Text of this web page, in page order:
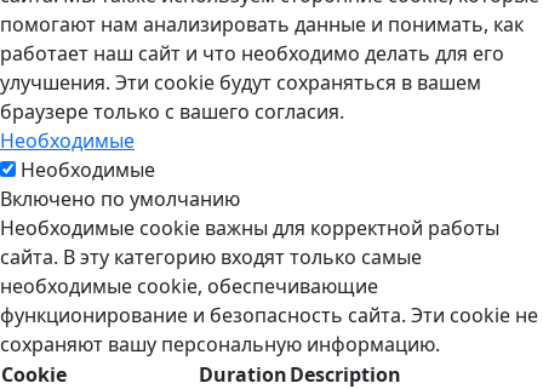
помогают нам анализировать данные и понимать, как
работает наш сайт и что необходимо делать для его
улучшения. Эти cookie будут сохраняться в вашем
браузере только с вашего согласия.
Необходимые
Необходимые
Включено по умолчанию
Необходимые cookie важны для корректной работы
сайта. В эту категорию входят только самые
необходимые cookie, обеспечивающие
функционирование и безопасность сайта. Эти cookie не
сохраняют вашу персональную информацию.
Cookie
DurationDescription